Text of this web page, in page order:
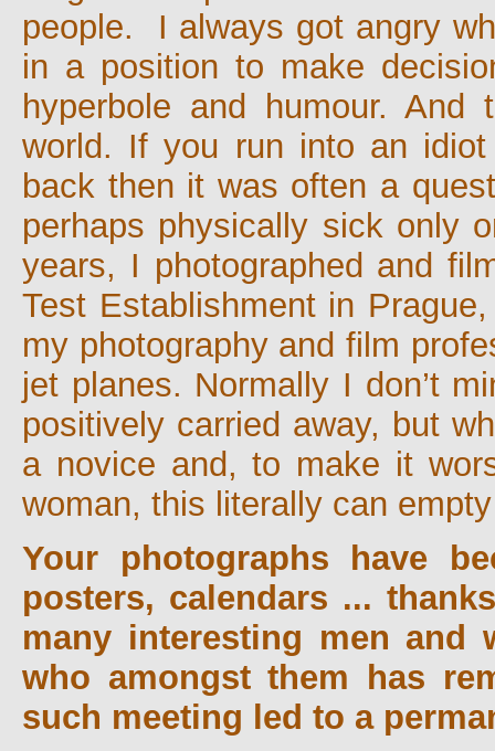
people. I always got angry
in a position to make
hyperbole and humour.
world. If you run into an
back then it was often a
perhaps physically sick only
years, I photographed and
Test Establishment in
my photography and film
jet planes. Normally I don’t
positively carried away, but
a novice and, to make it
woman, this literally can
Your photographs have
posters, calendars ...
many interesting men and
who amongst them has
such meeting led to a